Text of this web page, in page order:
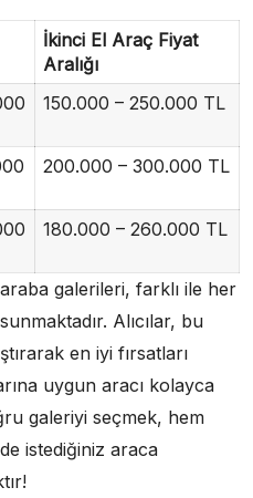
İkinci El Araç Fiyat
Aralığı
150.000 – 250.000 TL
200.000 – 300.000 TL
180.000 – 260.000 TL
galerileri, farklı ile her
Alıcılar, bu
en iyi fırsatları
uygun aracı kolayca
galeriyi seçmek, hem
istediğiniz araca